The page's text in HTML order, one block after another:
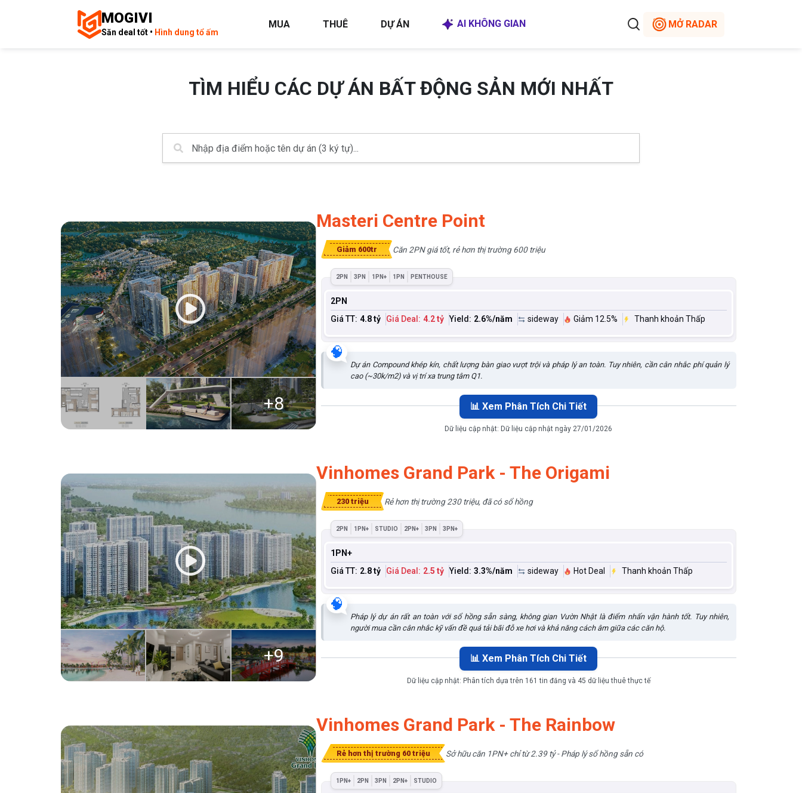
MOGIVI
Săn deal tốt • Hình dung tổ ấm
MUA THUÊ DỰ ÁN AI KHÔNG GIAN MỞ RADAR
TÌM HIỂU CÁC DỰ ÁN BẤT ĐỘNG SẢN MỚI NHẤT
+8
Masteri Centre Point
Giảm 600tr Căn 2PN giá tốt, rẻ hơn thị trường 600 triệu
2PN 3PN 1PN+ 1PN PENTHOUSE
2PN
Giá TT: 4.8 tỷ Giá Deal: 4.2 tỷ Yield: 2.6%/năm sideway Giảm 12.5% Thanh khoản Thấp
🧠
Dự án Compound khép kín, chất lượng bàn giao vượt trội và pháp lý an toàn. Tuy nhiên, cần cân nhắc phí quản lý
cao (~30k/m2) và vị trí xa trung tâm Q1.
📊 Xem Phân Tích Chi Tiết
Dữ liệu cập nhật: Dữ liệu cập nhật ngày 27/01/2026
+9
Vinhomes Grand Park - The Origami
230 triệu Rẻ hơn thị trường 230 triệu, đã có sổ hồng
2PN 1PN+ STUDIO 2PN+ 3PN 3PN+
1PN+
Giá TT: 2.8 tỷ Giá Deal: 2.5 tỷ Yield: 3.3%/năm sideway Hot Deal Thanh khoản Thấp
🧠
Pháp lý dự án rất an toàn với sổ hồng sẵn sàng, không gian Vườn Nhật là điểm nhấn vận hành tốt. Tuy nhiên,
người mua cần cân nhắc kỹ vấn đề quá tải bãi đỗ xe hơi và khả năng cách âm giữa các căn hộ.
📊 Xem Phân Tích Chi Tiết
Dữ liệu cập nhật: Phân tích dựa trên 161 tin đăng và 45 dữ liệu thuê thực tế
Vinhomes Grand Park - The Rainbow
Rẻ hơn thị trường 60 triệu Sở hữu căn 1PN+ chỉ từ 2.39 tỷ - Pháp lý sổ hồng sẵn có
1PN+ 2PN 3PN 2PN+ STUDIO